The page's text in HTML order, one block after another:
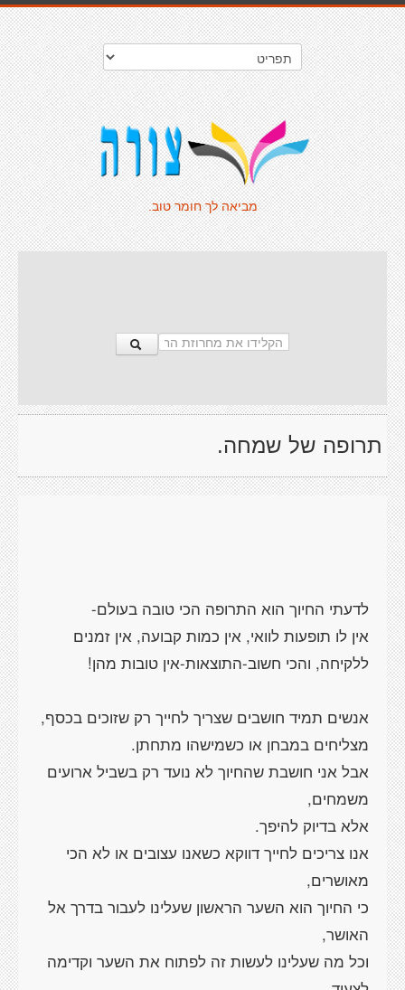
מביאה לך חומר טוב.
תרופה של שמחה.
אין לו תופעות לוואי, אין כמות קבועה, אין זמנים
אנשים תמיד חושבים שצריך לחייך רק שזוכים בכסף,
אבל אני חושבת שהחיוך לא נועד רק בשביל ארועים
אנו צריכים לחייך דווקא כשאנו עצובים או לא הכי
כי החיוך הוא השער הראשון שעלינו לעבור בדרך אל
וכל מה שעלינו לעשות זה לפתוח את השער וקדימה